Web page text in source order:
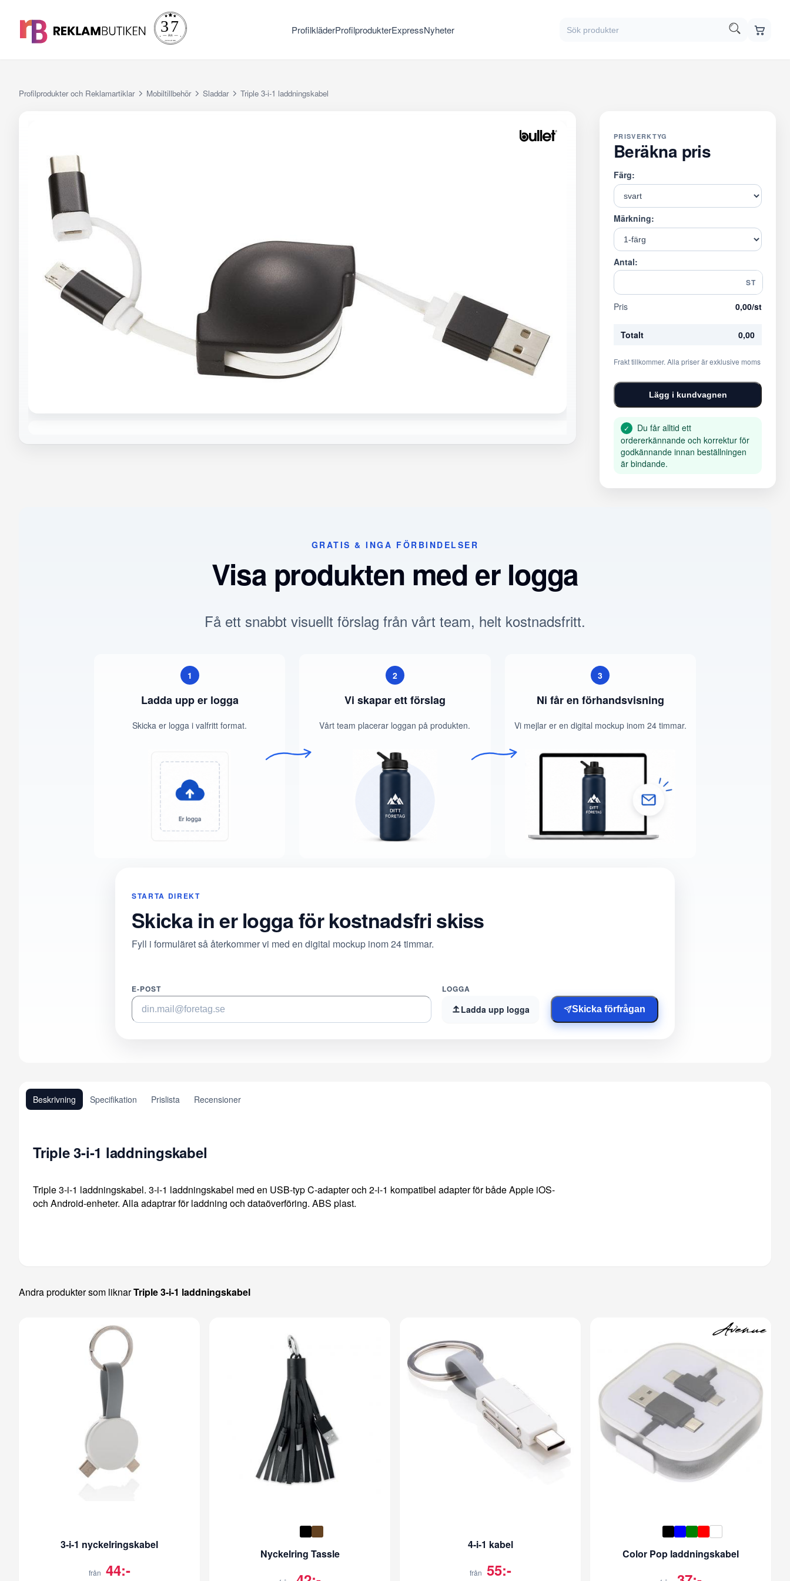
ProfilkläderProfilprodukterExpressNyheter
Profilprodukter och Reklamartiklar Mobiltillbehör Sladdar Triple 3-i-1 laddningskabel
PRISVERKTYG
Beräkna pris
Färg:
Märkning:
Antal:
ST
Pris 0,00/st
Totalt 0,00
Frakt tillkommer. Alla priser är exklusive moms
Lägg i kundvagnen
✓
Du får alltid ett
ordererkännande och korrektur för
godkännande innan beställningen
är bindande.
GRATIS & INGA FÖRBINDELSER
Visa produkten med er logga
Få ett snabbt visuellt förslag från vårt team, helt kostnadsfritt.
1
Ladda upp er logga
Skicka er logga i valfritt format.
2
Vi skapar ett förslag
Vårt team placerar loggan på produkten.
3
Ni får en förhandsvisning
Vi mejlar er en digital mockup inom 24 timmar.
STARTA DIREKT
Skicka in er logga för kostnadsfri skiss
Fyll i formuläret så återkommer vi med en digital mockup inom 24 timmar.
E-POST LOGGA
Ladda upp logga Skicka förfrågan
Beskrivning Specifikation Prislista Recensioner
Triple 3-i-1 laddningskabel
Triple 3-i-1 laddningskabel. 3-i-1 laddningskabel med en USB-typ C-adapter och 2-i-1 kompatibel adapter för både Apple iOS-
och Android-enheter. Alla adaptrar för laddning och dataöverföring. ABS plast.
Andra produkter som liknarTriple 3-i-1 laddningskabel
3-i-1 nyckelringskabel
från 44:-
Nyckelring Tassle
4-i-1 kabel
från 55:-
Color Pop laddningskabel